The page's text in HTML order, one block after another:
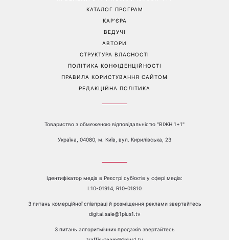
Колаген після 30: 9
продуктів, які допомагають
довше зберегти молодість
Як носити найлегше
закрите взуття літа: 3
стильні поєднання з
мокасинами
КАТАЛОГ ПРОГРАМ